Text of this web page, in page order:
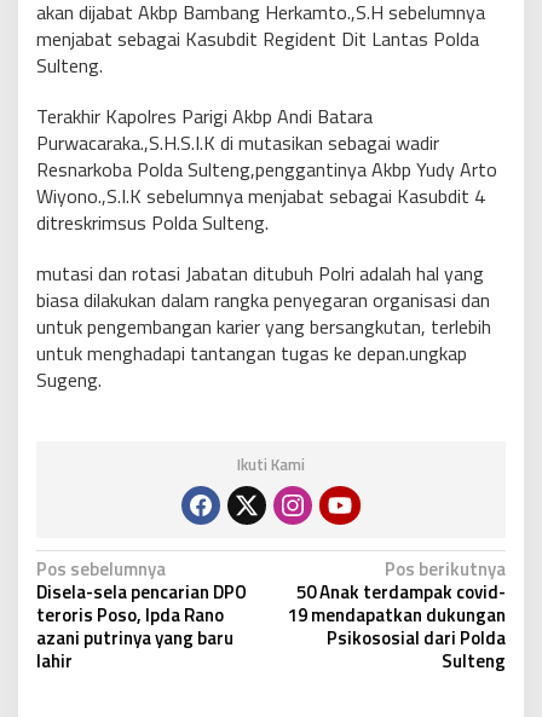
akan dijabat Akbp Bambang Herkamto.,S.H sebelumnya
menjabat sebagai Kasubdit Regident Dit Lantas Polda
Sulteng.
Terakhir Kapolres Parigi Akbp Andi Batara
Purwacaraka.,S.H.S.I.K di mutasikan sebagai wadir
Resnarkoba Polda Sulteng,penggantinya Akbp Yudy Arto
Wiyono.,S.I.K sebelumnya menjabat sebagai Kasubdit 4
ditreskrimsus Polda Sulteng.
mutasi dan rotasi Jabatan ditubuh Polri adalah hal yang
biasa dilakukan dalam rangka penyegaran organisasi dan
untuk pengembangan karier yang bersangkutan, terlebih
untuk menghadapi tantangan tugas ke depan.ungkap
Sugeng.
Ikuti Kami
N
a
v
i
Pos sebelumnya
Disela-sela pencarian DPO
teroris Poso, Ipda Rano
azani putrinya yang baru
lahir
Pos berikutnya
50 Anak terdampak covid-
19 mendapatkan dukungan
Psikososial dari Polda
Sulteng